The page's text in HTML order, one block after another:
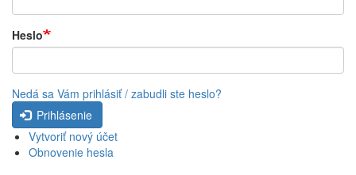
Heslo
Nedá sa Vám prihlásiť / zabudli ste heslo?
Prihlásenie
Vytvoriť nový účet
Obnovenie hesla